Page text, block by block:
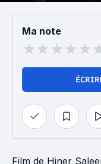
Ma note
Film de Hiner